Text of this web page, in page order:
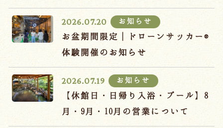
2026.07.20 お知らせ
お盆期間限定｜ドローンサッカー®
体験開催のお知らせ
2026.07.19 お知らせ
【休館日・日帰り入浴・プール】8
月・9月・10月の営業について
Follow us
Tel.024-542-2226/ 9:00~18:00
Language